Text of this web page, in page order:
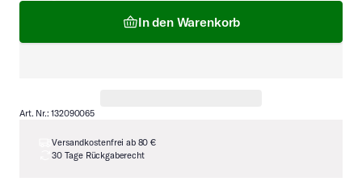
In den Warenkorb
Art. Nr.: 132090065
Versandkostenfrei ab 80 €
30 Tage Rückgaberecht